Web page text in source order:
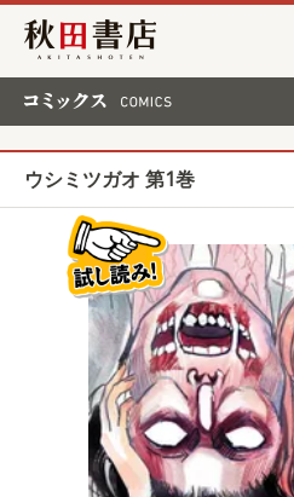
秋田書店
ウシミツガオ 第1巻